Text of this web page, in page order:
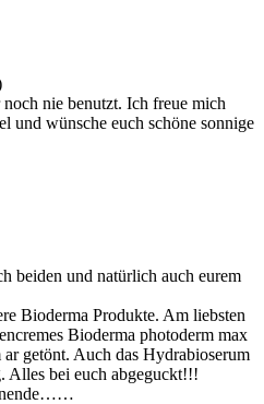
nie benutzt. Ich freue mich
und wünsche euch schöne sonnige
beiden und natürlich auch eurem
Bioderma Produkte. Am liebsten
Bioderma photoderm max
getönt. Auch das Hydrabioserum
Alles bei euch abgeguckt!!!